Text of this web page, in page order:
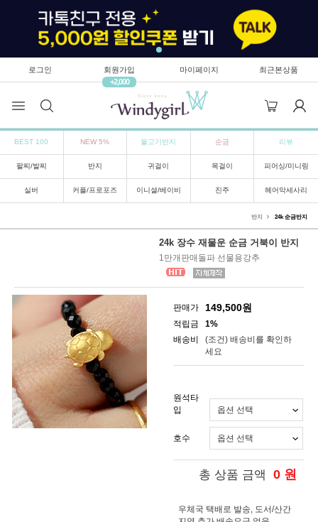
로그인
회원가입
+2,000
마이페이지 최근본상품
BEST 100 NEW 5% 물고기반지 순금 리뷰
팔찌/발찌 반지 귀걸이 목걸이 피어싱/미니링
실버 커플/프로포즈 이니셜/베이비 진주 헤어악세사리
반지 24k 순금반지
24k 장수 재물운 순금 거북이 반지
1만개판매돌파 선물용강추
판매가 149,500원
적립금
1%
배송비
(조건) 배송비를 확인하
세요
원석타
입
호수
총 상품 금액 0 원
우체국 택배로 발송, 도서/산간